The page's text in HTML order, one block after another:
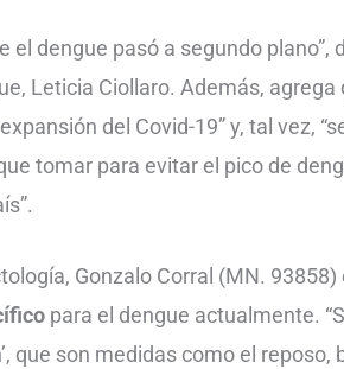
dengue pasó a segundo plano”,
Leticia Ciollaro. Además, agrega
del Covid-19” y, tal vez,
tomar para evitar el pico de
Gonzalo Corral (MN. 93858)
para el dengue actualmente.
que son medidas como el reposo,